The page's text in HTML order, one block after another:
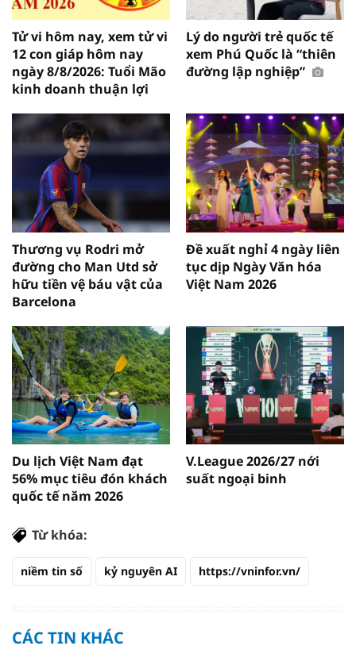
Tử vi hôm nay, xem tử vi
12 con giáp hôm nay
ngày 8/8/2026: Tuổi Mão
kinh doanh thuận lợi
Lý do người trẻ quốc tế
xem Phú Quốc là “thiên
đường lập nghiệp”
Thương vụ Rodri mở
đường cho Man Utd sở
hữu tiền vệ báu vật của
Barcelona
Đề xuất nghỉ 4 ngày liên
tục dịp Ngày Văn hóa
Việt Nam 2026
Du lịch Việt Nam đạt
56% mục tiêu đón khách
quốc tế năm 2026
V.League 2026/27 nới
suất ngoại binh
Từ khóa:
niềm tin số kỷ nguyên AI https://vninfor.vn/
CÁC TIN KHÁC